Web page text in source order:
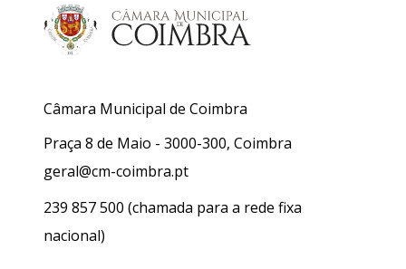
Câmara Municipal de Coimbra
Praça 8 de Maio - 3000-300, Coimbra
geral@cm-coimbra.pt
239 857 500 (chamada para a rede fixa
nacional)